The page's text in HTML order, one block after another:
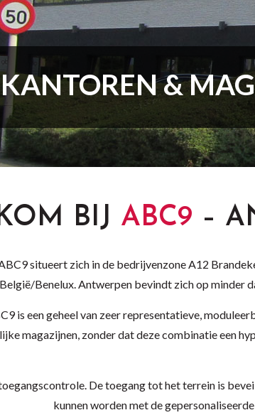
KANTOREN &
BIJ ABC9 –
situeert zich in de bedrijvenzone A12
Benelux. Antwerpen bevindt zich op minder
is een geheel van zeer representatieve,
magazijnen, zonder dat deze combinatie een
De toegang tot het terrein is
kunnen worden met de